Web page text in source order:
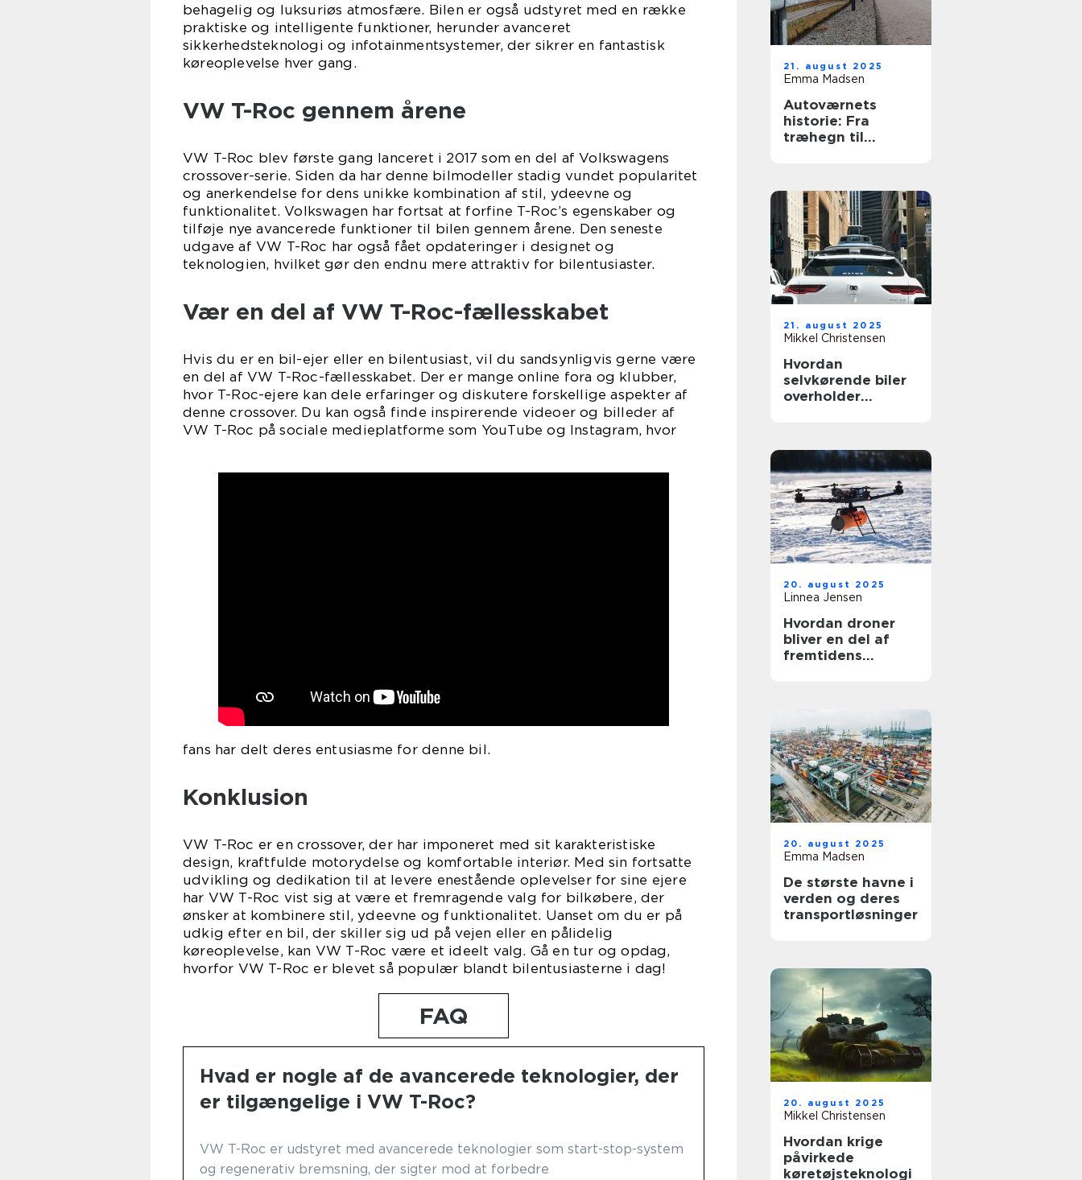
behagelig og luksuriøs atmosfære. Bilen er også udstyret med en række
praktiske og intelligente funktioner, herunder avanceret
sikkerhedsteknologi og infotainmentsystemer, der sikrer en fantastisk
køreoplevelse hver gang.
VW T-Roc gennem årene
VW T-Roc blev første gang lanceret i 2017 som en del af Volkswagens
crossover-serie. Siden da har denne bilmodeller stadig vundet popularitet
og anerkendelse for dens unikke kombination af stil, ydeevne og
funktionalitet. Volkswagen har fortsat at forfine T-Roc’s egenskaber og
tilføje nye avancerede funktioner til bilen gennem årene. Den seneste
udgave af VW T-Roc har også fået opdateringer i designet og
teknologien, hvilket gør den endnu mere attraktiv for bilentusiaster.
Vær en del af VW T-Roc-fællesskabet
Hvis du er en bil-ejer eller en bilentusiast, vil du sandsynligvis gerne være
en del af VW T-Roc-fællesskabet. Der er mange online fora og klubber,
hvor T-Roc-ejere kan dele erfaringer og diskutere forskellige aspekter af
denne crossover. Du kan også finde inspirerende videoer og billeder af
VW T-Roc på sociale medieplatforme som YouTube og Instagram, hvor
fans har delt deres entusiasme for denne bil.
Konklusion
VW T-Roc er en crossover, der har imponeret med sit karakteristiske
design, kraftfulde motorydelse og komfortable interiør. Med sin fortsatte
udvikling og dedikation til at levere enestående oplevelser for sine ejere
har VW T-Roc vist sig at være et fremragende valg for bilkøbere, der
ønsker at kombinere stil, ydeevne og funktionalitet. Uanset om du er på
udkig efter en bil, der skiller sig ud på vejen eller en pålidelig
køreoplevelse, kan VW T-Roc være et ideelt valg. Gå en tur og opdag,
hvorfor VW T-Roc er blevet så populær blandt bilentusiasterne i dag!
FAQ
Hvad er nogle af de avancerede teknologier, der
er tilgængelige i VW T-Roc?
VW T-Roc er udstyret med avancerede teknologier som start-stop-system
og regenerativ bremsning, der sigter mod at forbedre
21. august 2025
Emma Madsen
Autoværnets
historie: Fra
træhegn til
21. august 2025
Mikkel Christensen
Hvordan
selvkørende biler
overholder
20. august 2025
Linnea Jensen
Hvordan droner
bliver en del af
fremtidens
20. august 2025
Emma Madsen
De største havne i
verden og deres
transportløsninger
20. august 2025
Mikkel Christensen
Hvordan krige
påvirkede
køretøjsteknologi